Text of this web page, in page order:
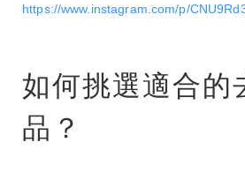
https://www.instagram.com/p/
如何挑選適合的
品？